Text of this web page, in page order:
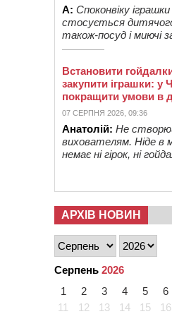
А: Споконвіку
стосується
також-посуд і миючі
Встановити
закупити іграшки: у
покращити умови в
07 СЕРПНЯ 2026, 09:36
Анатолій: Не
вихователям. Ніде в
немає ні гірок, ні
АРХІВ НОВИН
Серпень 2026
1
2 3 4 5 6
11
12 13 14 15 16